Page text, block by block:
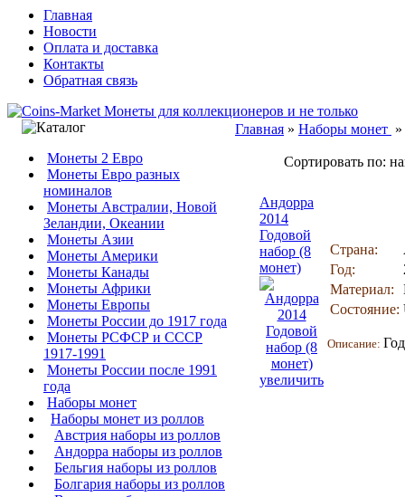
Главная
Новости
Оплата и доставка
Контакты
Обратная связь
Монеты 2 Евро
Монеты Евро разных
номиналов
Монеты Австралии, Новой
Зеландии, Океании
Монеты Азии
Монеты Америки
Монеты Канады
Монеты Африки
Монеты Европы
Монеты России до 1917 года
Монеты РСФСР и СССР
1917-1991
Монеты России после 1991
года
Наборы монет
Наборы монет из роллов
Австрия наборы из роллов
Андорра наборы из роллов
Бельгия наборы из роллов
Болгария наборы из роллов
Главная » Наборы монет »
Сортировать по:
Андорра
2014
Годовой
набор (8
монет)
увеличить
Страна:
Год:
Материал:
Состояние:
Описание: